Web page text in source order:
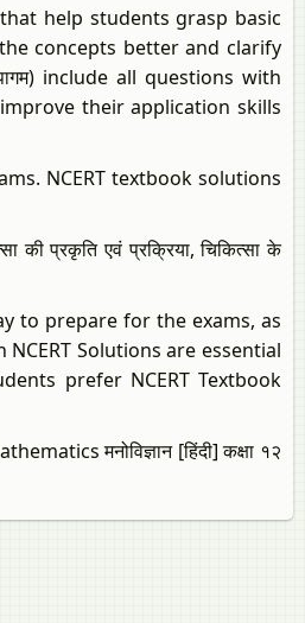
that help students grasp basic
concepts better and clarify
include all questions with
their application skills
NCERT textbook solutions
की प्रकृति एवं प्रक्रिया, चिकित्सा के
to prepare for the exams, as
Solutions are essential
prefer NCERT Textbook
मनोविज्ञान [हिंदी] कक्षा १२